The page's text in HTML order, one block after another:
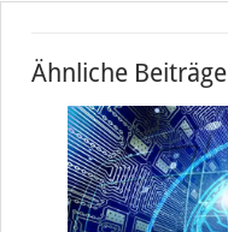
Ähnliche Beiträge